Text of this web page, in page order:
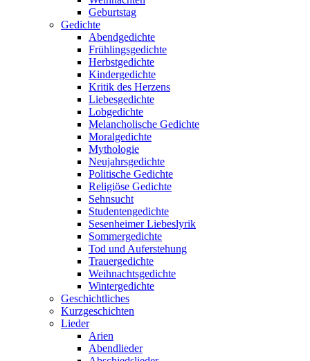
Geburtstag
Gedichte
Abendgedichte
Frühlingsgedichte
Herbstgedichte
Kindergedichte
Kritik des Herzens
Liebesgedichte
Lobgedichte
Melancholische Gedichte
Moralgedichte
Mythologie
Neujahrsgedichte
Politische Gedichte
Religiöse Gedichte
Sehnsucht
Studentengedichte
Sesenheimer Liebeslyrik
Sommergedichte
Tod und Auferstehung
Trauergedichte
Weihnachtsgedichte
Wintergedichte
Geschichtliches
Kurzgeschichten
Lieder
Arien
Abendlieder